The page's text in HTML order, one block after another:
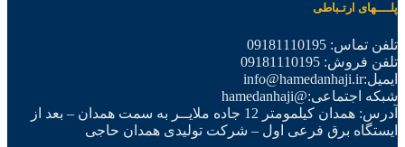
پلــــهای ارتـباطی
تلفن تماس: 09181110195
تلفن فروش: 09181110195
ایمیل:info@hamedanhaji.ir
شبکه اجتماعی:@hamedanhaji
آدرس: همدان کیلمومتر 12 جاده ملایــر به سمت همدان – بعد از
ایستگاه برق فرعی اول – شرکت تولیدی همدان حاجی